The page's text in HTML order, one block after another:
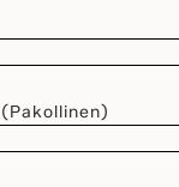
(Pakollinen)